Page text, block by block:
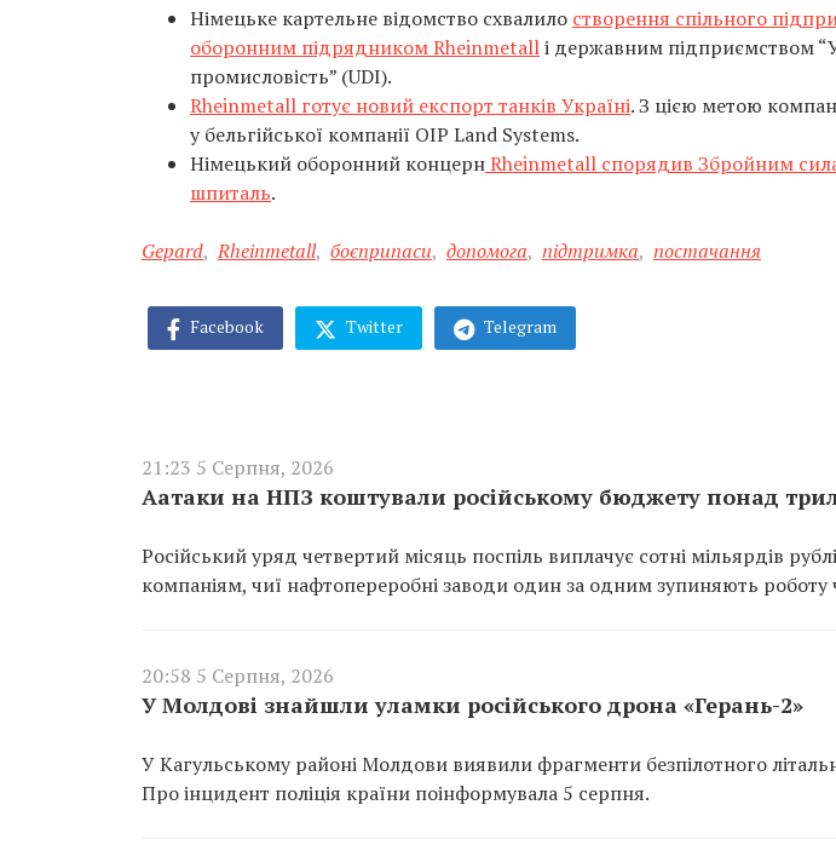
Німецьке картельне відомство схвалило створення спільного
оборонним підрядником Rheinmetallі державним підприємством
промисловість” (UDI).
Rheinmetall готує новий експорт танків Україні. З цією метою
у бельгійської компанії OIP Land Systems.
Німецький оборонний концернRheinmetall спорядив Збройним
шпиталь.
Gepard, Rheinmetall, боєприпаси, допомога, підтримка, постачання
Facebook Twitter Telegram
21:23 5 Серпня, 2026
Аатаки на НПЗ коштували російському бюджету понад
Російський уряд четвертий місяць поспіль виплачує сотні мільярдів
компаніям, чиї нафтопереробні заводи один за одним зупиняють роботу
20:58 5 Серпня, 2026
У Молдові знайшли уламки російського дрона «Герань-2»
У Кагульському районі Молдови виявили фрагменти безпілотного
Про інцидент поліція країни поінформувала 5 серпня.